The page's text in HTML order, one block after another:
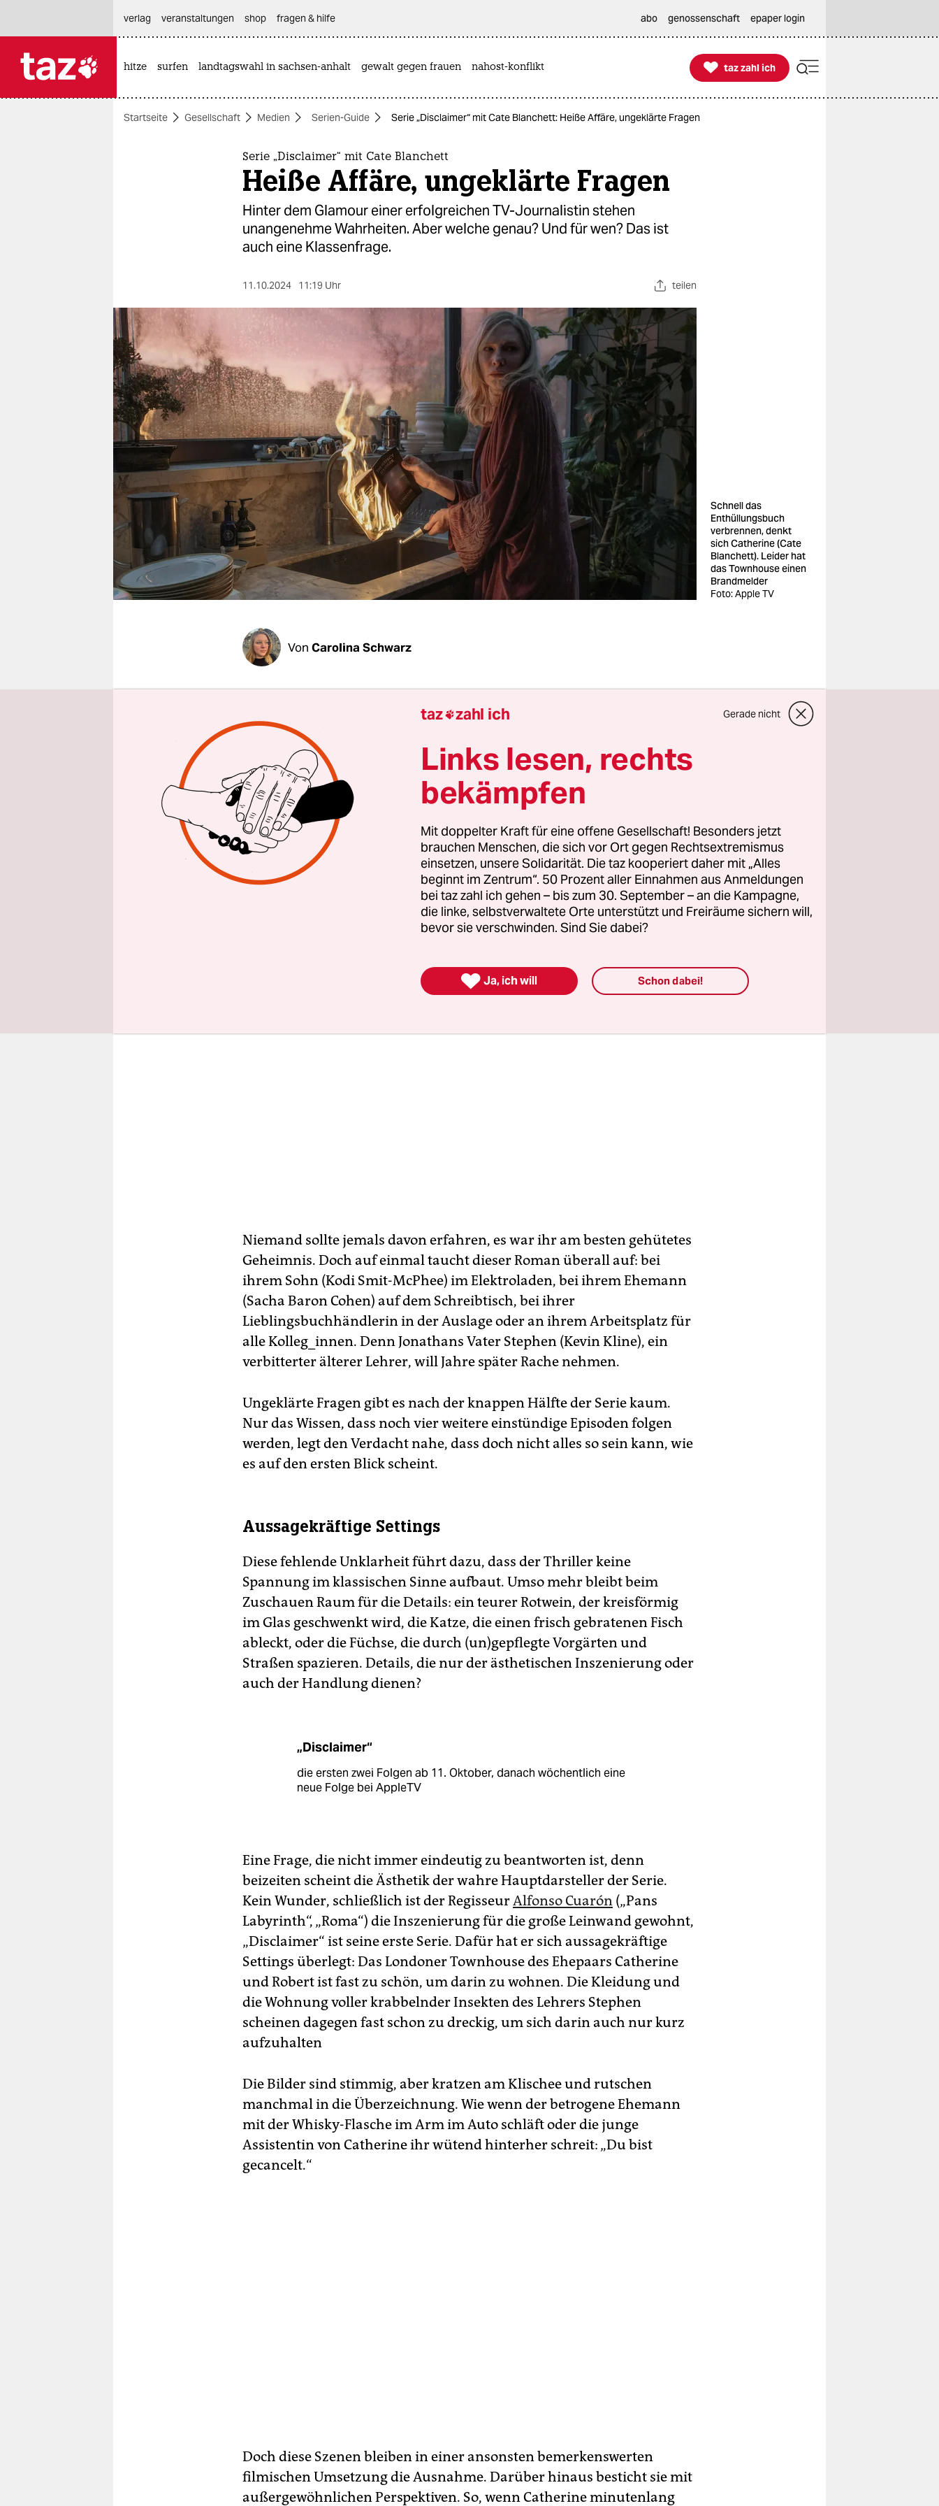
themen
berlin
nord
wahrheit
verlag
verlag
veranstaltungen
shop
fragen & hilfe
unterstützen
abo
genossenschaft
verlag
veranstaltungen shop fragen & hilfe abo genossenschaft epaper login
hitze surfen landtagswahl in sachsen-anhalt gewalt gegen frauen nahost-konflikt 
taz zahl ich
taz zahl ich
Startseite Gesellschaft Medien Serien-Guide Serie „Disclaimer“ mit Cate Blanchett: Heiße Affäre, ungeklärte Fragen
Serie „Disclaimer“ mit Cate Blanchett
Heiße Affäre, ungeklärte Fragen
Hinter dem Glamour einer erfolgreichen TV-Journalistin stehen
unangenehme Wahrheiten. Aber welche genau? Und für wen? Das ist
auch eine Klassenfrage.
11.10.2024 11:19 Uhr teilen
Schnell das
Enthüllungsbuch
verbrennen, denkt
sich Catherine (Cate
Blanchett). Leider hat
das Townhouse einen
Brandmelder
Foto: Apple TV
Von Carolina Schwarz
Es dauert maximal drei Episoden bis man als Zuschauer_in trotz
verschiedener Erzählstränge und Zeitebenen das Gefühl hat: Ich habe
alles durchschaut.
Catherine (Cate Blanchett)
bekommt am Abend, nachdem sie gerade
als TV-Journalistin ausgezeichnet worden war, ein noch
unveröffentlichtes Buch nach Hause geschickt. Sofort beginnt sie zu
lesen und stockt schon beim„Disclaimer“: „Jede Ähnlichkeit mit
lebenden oder toten Personen ist kein Zufall.“ Schnell stellt sie
erschreckt fest, dass die Geschichte von ihr handelt. Einer Frau, die ihr
Kind und ihren Mann vernachlässigt, im Italien-Urlaub eine heiße
Affäre mit dem jungen Jonathan (Louis Partridge) beginnt. Am Ende
Niemand sollte jemals davon erfahren, es war ihr am besten gehütetes
Geheimnis. Doch auf einmal taucht dieser Roman überall auf: bei
ihrem Sohn (Kodi Smit-McPhee) im Elektroladen, bei ihrem Ehemann
(Sacha Baron Cohen) auf dem Schreibtisch, bei ihrer
Lieblingsbuchhändlerin in der Auslage oder an ihrem Arbeitsplatz für
alle Kolleg_innen. Denn Jonathans Vater Stephen (Kevin Kline), ein
verbitterter älterer Lehrer, will Jahre später Rache nehmen.
Ungeklärte Fragen gibt es nach der knappen Hälfte der Serie kaum.
Nur das Wissen, dass noch vier weitere einstündige Episoden folgen
werden, legt den Verdacht nahe, dass doch nicht alles so sein kann, wie
es auf den ersten Blick scheint.
Aussagekräftige Settings
Diese fehlende Unklarheit führt dazu, dass der Thriller keine
Spannung im klassischen Sinne aufbaut. Umso mehr bleibt beim
Zuschauen Raum für die Details: ein teurer Rotwein, der kreisförmig
im Glas geschwenkt wird, die Katze, die einen frisch gebratenen Fisch
ableckt, oder die Füchse, die durch (un)gepflegte Vorgärten und
Straßen spazieren. Details, die nur der ästhetischen Inszenierung oder
auch der Handlung dienen?
„Disclaimer“
die ersten zwei Folgen ab 11. Oktober, danach wöchentlich eine
neue Folge bei AppleTV
Eine Frage, die nicht immer eindeutig zu beantworten ist, denn
beizeiten scheint die Ästhetik der wahre Hauptdarsteller der Serie.
Kein Wunder, schließlich ist der RegisseurAlfonso Cuarón („Pans
Labyrinth“, „Roma“) die Inszenierung für die große Leinwand gewohnt,
„Disclaimer“ ist seine erste Serie. Dafür hat er sich aussagekräftige
Settings überlegt: Das Londoner Townhouse des Ehepaars Catherine
und Robert ist fast zu schön, um darin zu wohnen. Die Kleidung und
die Wohnung voller krabbelnder Insekten des Lehrers Stephen
scheinen dagegen fast schon zu dreckig, um sich darin auch nur kurz
aufzuhalten
Die Bilder sind stimmig, aber kratzen am Klischee und rutschen
manchmal in die Überzeichnung. Wie wenn der betrogene Ehemann
mit der Whisky-Flasche im Arm im Auto schläft oder die junge
Assistentin von Catherine ihr wütend hinterher schreit: „Du bist
gecancelt.“
Doch diese Szenen bleiben in einer ansonsten bemerkenswerten
filmischen Umsetzung die Ausnahme. Darüber hinaus besticht sie mit
außergewöhnlichen Perspektiven. So, wenn Catherine minutenlang
taz zahl ich Gerade nicht
Links lesen, rechts
bekämpfen
Mit doppelter Kraft für eine offene Gesellschaft! Besonders jetzt
brauchen Menschen, die sich vor Ort gegen Rechtsextremismus
einsetzen, unsere Solidarität. Die taz kooperiert daher mit „Alles
beginnt im Zentrum“. 50 Prozent aller Einnahmen aus Anmeldungen
bei taz zahl ich gehen – bis zum 30. September – an die Kampagne,
die linke, selbstverwaltete Orte unterstützt und Freiräume sichern will,
bevor sie verschwinden. Sind Sie dabei?
 Ja, ich will Schon dabei!